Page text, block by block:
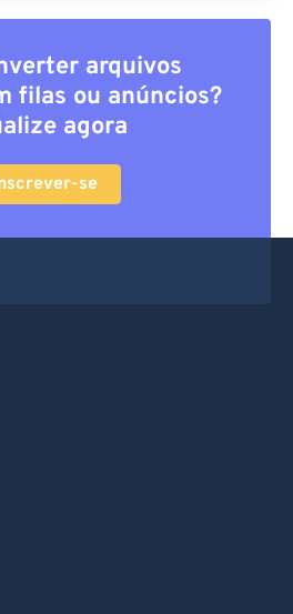
arquivos
filas ou anúncios?
agora
se